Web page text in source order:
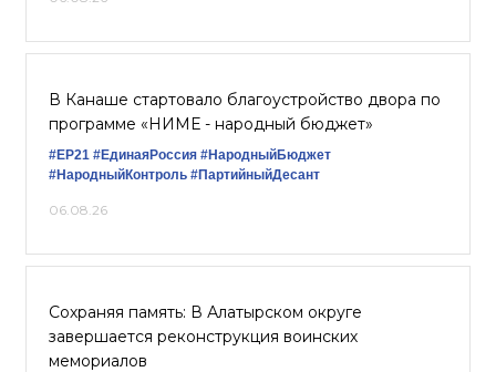
В Канаше стартовало благоустройство двора по
программе «НИМЕ - народный бюджет»
#ЕР21 #ЕдинаяРоссия #НародныйБюджет
#НародныйКонтроль #ПартийныйДесант
06.08.26
Сохраняя память: В Алатырском округе
завершается реконструкция воинских
мемориалов